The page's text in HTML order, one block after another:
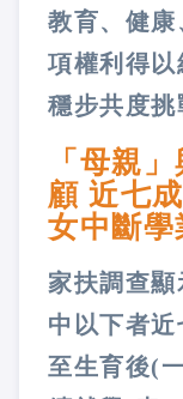
教育、健
項權利得
穩步共度挑
「母親
顧 近七
女中斷學
家扶調查顯
中以下者
至生育後(